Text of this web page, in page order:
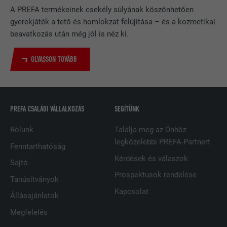
A PREFA termékeinek csekély súlyának köszönhetően
gyerekjáték a tető és homlokzat felújítása – és a kozmetikai
beavatkozás után még jól is néz ki.
OLVASSON TOVÁBB
PREFA CSALÁDI VÁLLALKOZÁS
Rólunk
Fenntarthatóság
Sajtó
Tanúsítványok
Állásajánlatok
Megfelelés
SEGÍTÜNK
Találja meg az Önhöz
legközelebbi PREFA-Partnert
Kérdések és válaszok
Prospektusok rendelése
Kapcsolat
SZOLGÁLTATÓ LinkedIn
FOLYAMAT 2 év
CÉL
A LinkedIn közösségi hálózati
SZOLGÁLTATÓ
FOLYAMAT